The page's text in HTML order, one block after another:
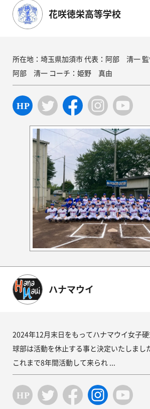
花咲徳栄高等学校
所在地：埼玉県加須市 代表：阿部 清一 監
阿部 清一 コーチ：姫野 真由
ハナマウイ
2024年12月末日をもってハナマウイ女子
球部は活動を休止する事と決定いたしまし
これまで8年間活動して来られ ...